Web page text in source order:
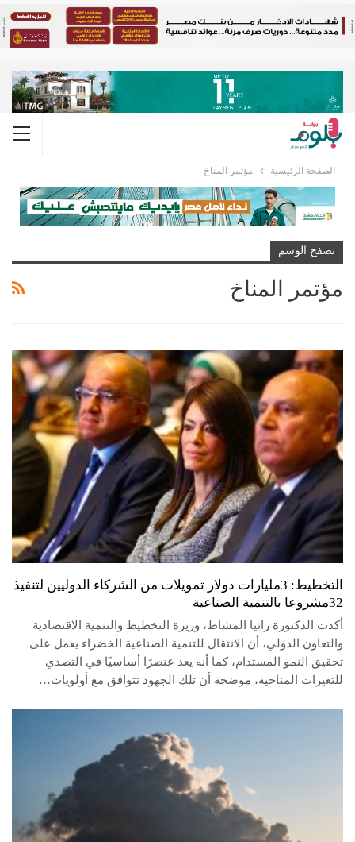
الصفحة الرئيسية مؤتمر المناخ
تصفح الوسم
مؤتمر المناخ
التخطيط: 3مليارات دولار تمويلات من الشركاء الدوليين لتنفيذ
32مشروعا بالتنمية الصناعية
أكدت الدكتورة رانيا المشاط، وزيرة التخطيط والتنمية الاقتصادية
والتعاون الدولي، أن الانتقال للتنمية الصناعية الخضراء يعمل على
تحقيق النمو المستدام، كما أنه يعد عنصرًا أساسيًا في التصدي
للتغيرات المناخية، موضحة أن تلك الجهود تتوافق مع أولويات…